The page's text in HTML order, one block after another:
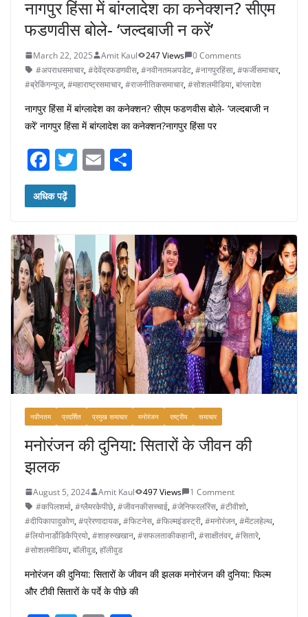
नागपुर हिंसा में बांग्लादेश का कनेक्शन? सीएम
फडणवीस बोले- ‘जल्दबाजी न करें’
March 22, 2025 Amit Kaul 247 Views
0 Comments
#अपराधसमाचार,#देवेंद्रफडणवीस,#नवीनतमअपडेट,#नागपुरहिंसा,#फर्जीसमाचार,
#ब्रेकिंगन्यूज,#महाराष्ट्रसमाचार,#राजनीतिकसमाचार,#सोशलमीडिया,बांग्लादेश
नागपुर हिंसा में बांग्लादेश का कनेक्शन? सीएम फडणवीस बोले- ‘जल्दबाजी न
करें’ नागपुर हिंसा में बांग्लादेश का कनेक्शन?नागपुर हिंसा पर
F
a
c
b
o
o
k
T E
अधिक पढ़ें
नवीनतम प्रदर्शित प्रमुख समाचार मनोरंजन राष्ट्रीय समाचार
मनोरंजन की दुनिया: सितारों के जीवन की
झलक
August 5, 2024 Amit Kaul 497 Views
1 Comment
#कपिलशर्मा,#ग्लैमरकेपीछे,#जीवनकीसच्चाई,#जेनिफरलॉरेंस,#टीवीशो,
#दीपिकापादुकोण,#प्रेरणादायक,#फिटनेस,#फिल्मइंडस्ट्री,#मनोरंजन,#मेंटलहेल्थ,
#लियोनार्डोडिकैप्रियो,#शाहरुखखान,#सफलताकीकहानी,#साक्षीतंवर,#सितारे,
#सोशलमीडिया,बॉलीवुड,हॉलीवुड
मनोरंजन की दुनिया: सितारों के जीवन की झलक मनोरंजन की दुनिया: फिल्म
और टीवी सितारों के पर्दे के पीछे की